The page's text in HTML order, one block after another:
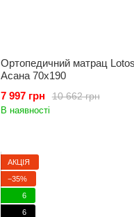
Ортопедичний матрац
Асана 70x190
10 662 грн
7 997 грн
В наявності
АКЦІЯ
−35%
6
6